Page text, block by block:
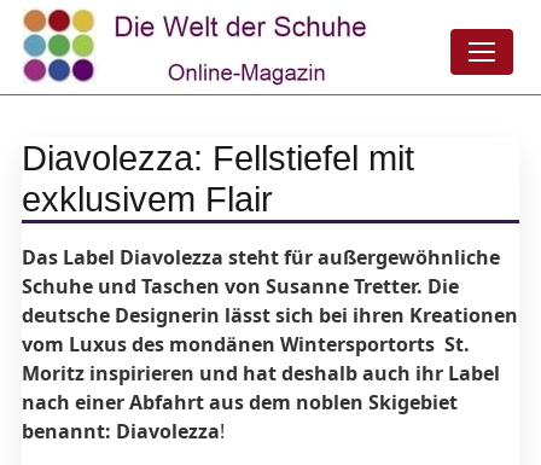
Diavolezza: Fellstiefel mit
exklusivem Flair
Das Label Diavolezza steht für außergewöhnliche
Schuhe und Taschen von Susanne Tretter. Die
deutsche Designerin lässt sich bei ihren Kreationen
vom Luxus des mondänen Wintersportorts St.
Moritz inspirieren und hat deshalb auch ihr Label
nach einer Abfahrt aus dem noblen Skigebiet
benannt: Diavolezza!